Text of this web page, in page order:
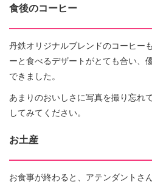
食後のコーヒー
丹鉄オリジナルブレンドのコーヒー
ーと食べるデザートがとても合い、
できました。
あまりのおいしさに写真を撮り忘れ
してみてください。
お土産
お食事が終わると、アテンダントさ